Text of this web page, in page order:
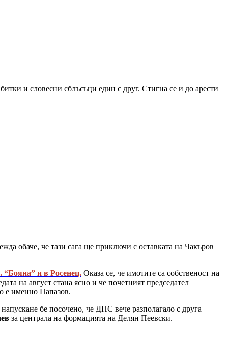
и словесни сблъсъци един с друг. Стигна се и до арести
обаче, че тази сага ще приключи с оставката на Чакъров
“Бояна” и в Росенец. Оказа се, че имотите са собственост на
на август стана ясно и че почетният председател
е именно Папазов.
бе посочено, че ДПС вече разполагало с друга
за централа на формацията на Делян Пеевски.